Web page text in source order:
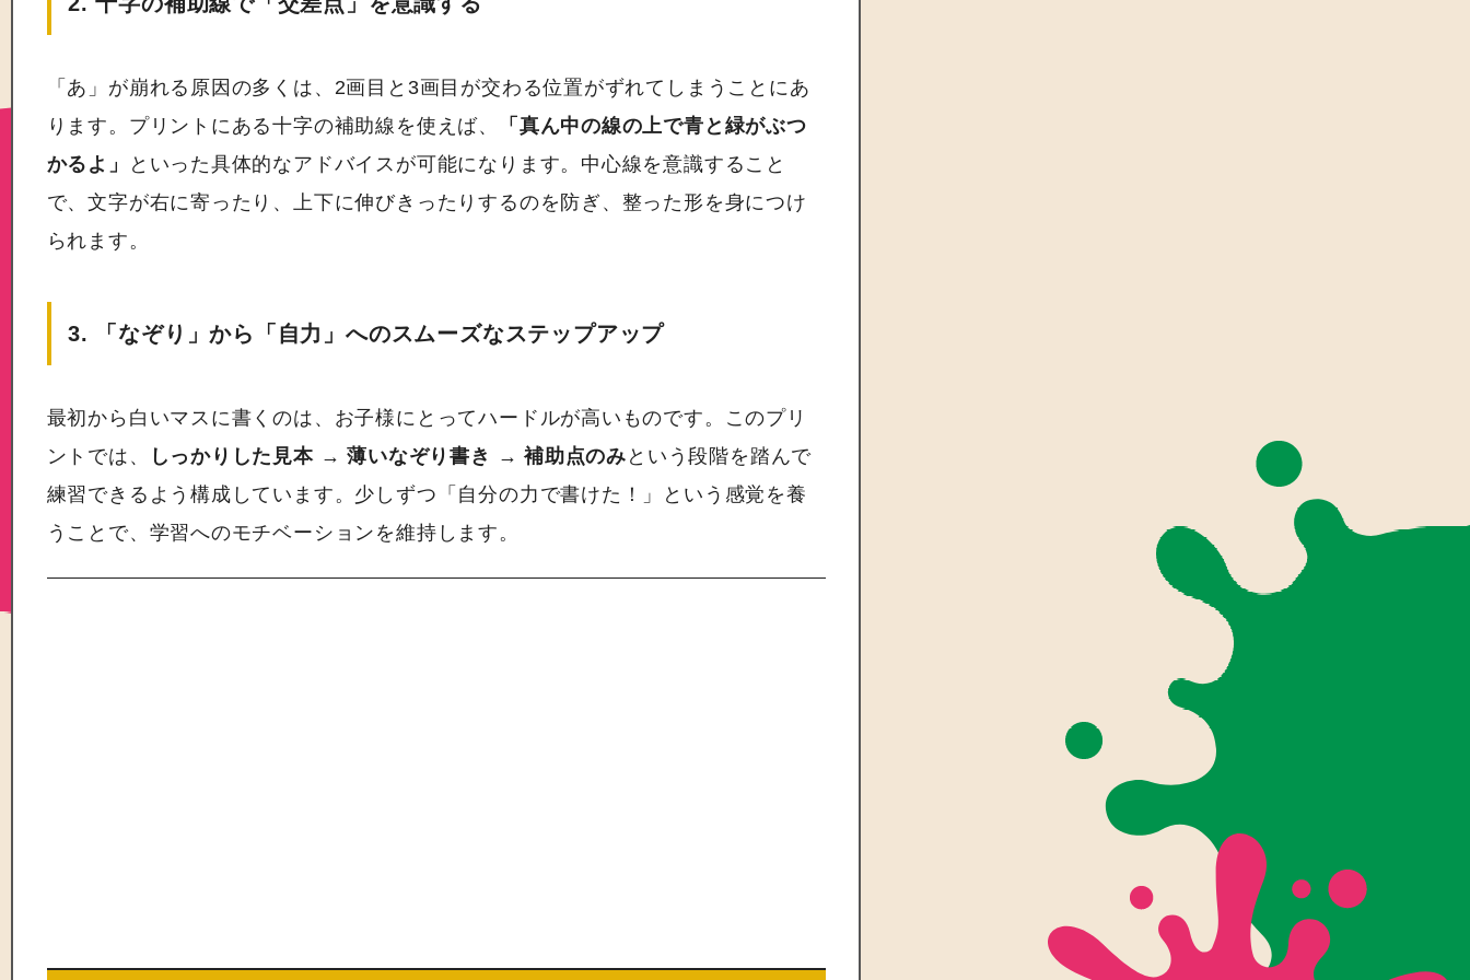
「あ」が崩れる原因の多くは、2画目と3画目が交わる位置がずれてしまうことにあ
ります。プリントにある十字の補助線を使えば、
「真ん中の線の上で青と緑がぶつ
かるよ」
といった具体的なアドバイスが可能になります。中心線を意識すること
で、文字が右に寄ったり、上下に伸びきったりするのを防ぎ、整った形を身につけ
られます。
3. 「なぞり」から「自力」へのスムーズなステップアップ
最初から白いマスに書くのは、お子様にとってハードルが高いものです。このプリ
ントでは、
しっかりした見本 → 薄いなぞり書き → 補助点のみ という段階を踏んで
練習できるよう構成しています。少しずつ「自分の力で書けた！」という感覚を養
うことで、学習へのモチベーションを維持します。